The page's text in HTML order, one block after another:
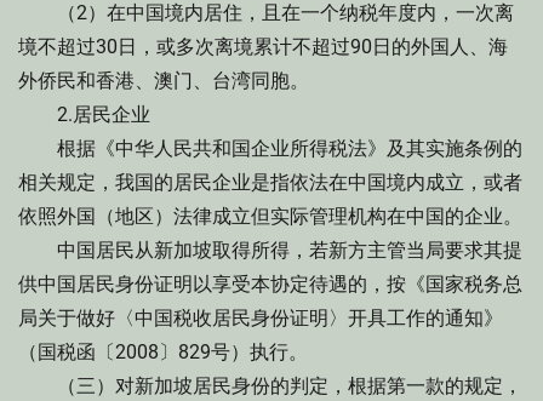
（2）在中国境内居住，且在一个纳税年度内，一次离
境不超过30日，或多次离境累计不超过90日的外国人、海
外侨民和香港、澳门、台湾同胞。
2.居民企业
根据《中华人民共和国企业所得税法》及其实施条例的
相关规定，我国的居民企业是指依法在中国境内成立，或者
依照外国（地区）法律成立但实际管理机构在中国的企业。
中国居民从新加坡取得所得，若新方主管当局要求其提
供中国居民身份证明以享受本协定待遇的，按《国家税务总
局关于做好〈中国税收居民身份证明〉开具工作的通知》
（国税函〔2008〕829号）执行。
（三）对新加坡居民身份的判定，根据第一款的规定，